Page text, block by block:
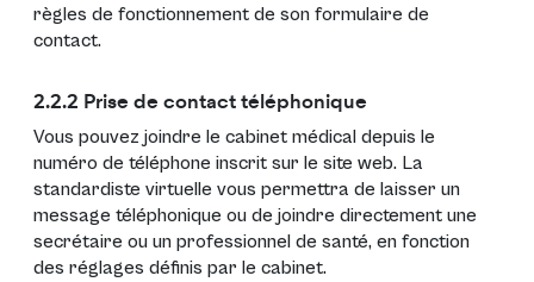
règles de fonctionnement de son formulaire de
contact.
2.2.2 Prise de contact téléphonique
Vous pouvez joindre le cabinet médical depuis le
numéro de téléphone inscrit sur le site web. La
standardiste virtuelle vous permettra de laisser un
message téléphonique ou de joindre directement une
secrétaire ou un professionnel de santé, en fonction
des réglages définis par le cabinet.